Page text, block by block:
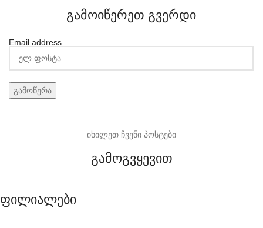
გამოიწერეთ გვერდი
Email address
იხილეთ ჩვენი პოსტები
გამოგვყევით
ფილიალები